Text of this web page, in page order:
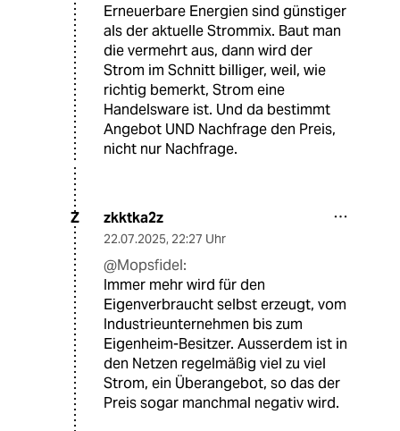
Erneuerbare Energien sind günstiger
als der aktuelle Strommix. Baut man
die vermehrt aus, dann wird der
Strom im Schnitt billiger, weil, wie
richtig bemerkt, Strom eine
Handelsware ist. Und da bestimmt
Angebot UND Nachfrage den Preis,
nicht nur Nachfrage.
Z zkktka2z
22.07.2025, 22:27 Uhr
@Mopsfidel:
Immer mehr wird für den
Eigenverbraucht selbst erzeugt, vom
Industrieunternehmen bis zum
Eigenheim-Besitzer. Ausserdem ist in
den Netzen regelmäßig viel zu viel
Strom, ein Überangebot, so das der
Preis sogar manchmal negativ wird.